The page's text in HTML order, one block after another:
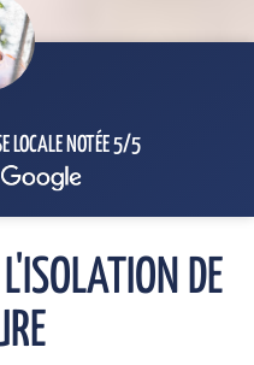
LOCALE NOTÉE 5/5
DE